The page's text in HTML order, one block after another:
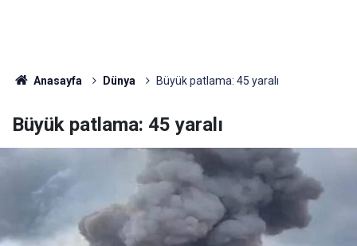
Anasayfa Dünya Büyük patlama: 45 yaralı
Büyük patlama: 45 yaralı